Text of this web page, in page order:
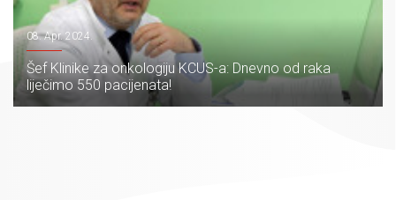
08. Apr. 2024.
Šef Klinike za onkologiju KCUS-a: Dnevno od raka
liječimo 550 pacijenata!